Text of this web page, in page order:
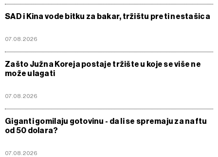
SAD i Kina vode bitku za bakar, tržištu preti nestašica
07.08.2026
Zašto Južna Koreja postaje tržište u koje se više ne
može ulagati
07.08.2026
Giganti gomilaju gotovinu - da li se spremaju za naftu
od 50 dolara?
07.08.2026